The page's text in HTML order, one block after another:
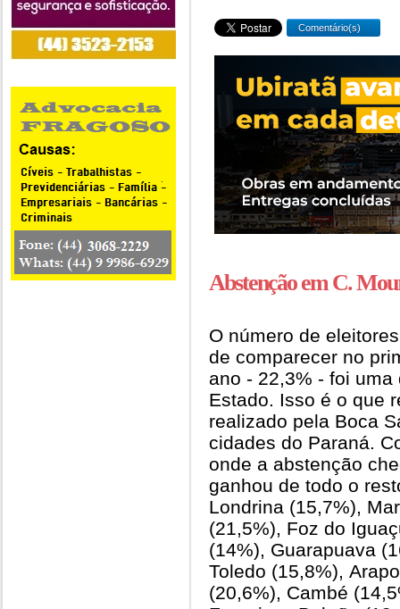
Comentário(s)
Abstenção em C.
O número de
de comparecer no
ano - 22,3% - foi
Estado. Isso é o que
realizado pela Boca
cidades do Paraná.
onde a abstenção
ganhou de todo o
Londrina (15,7%),
(21,5%), Foz do
(14%), Guarapuava
Toledo (15,8%),
(20,6%), Cambé